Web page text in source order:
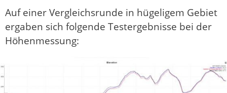
Auf einer Vergleichsrunde in hügeligem Gebiet
ergaben sich folgende Testergebnisse bei der
Höhenmessung: